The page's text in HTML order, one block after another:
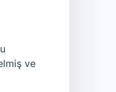
ve